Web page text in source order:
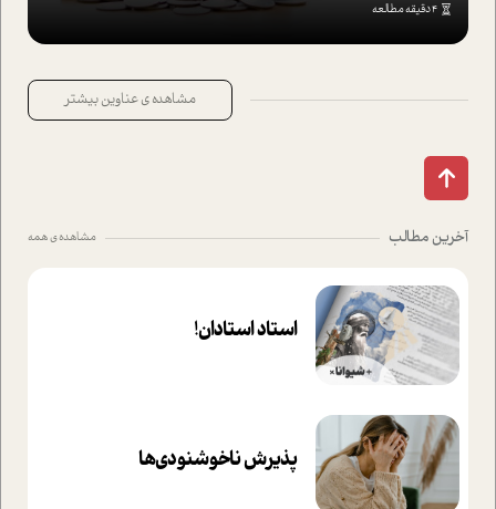
4 دقیقه مطالعه
مشاهده ی عناوین بیشتر
آخرین مطالب مشاهده ی همه
استاد استادان!
پذیرش ناخوشنودی‌ها